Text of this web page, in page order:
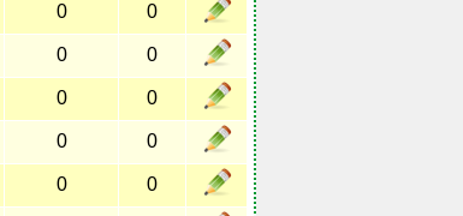
0 0
0 0
0 0
0 0
0 0